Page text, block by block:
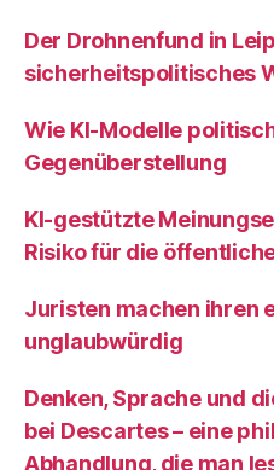
Der Drohnenfund in
sicherheitspolitisches
Wie KI‑Modelle
Gegenüberstellung
KI‑gestützte
Risiko für die
Juristen machen ihren
unglaubwürdig
Denken, Sprache und
bei Descartes – eine
Abhandlung, die man